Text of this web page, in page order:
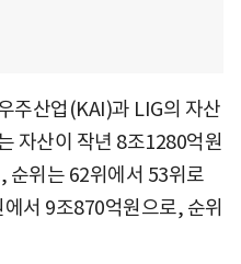
주산업(KAI)과 LIG의 자산
자산이 작년 8조1280억원
순위는 62위에서 53위로
서 9조870억원으로, 순위